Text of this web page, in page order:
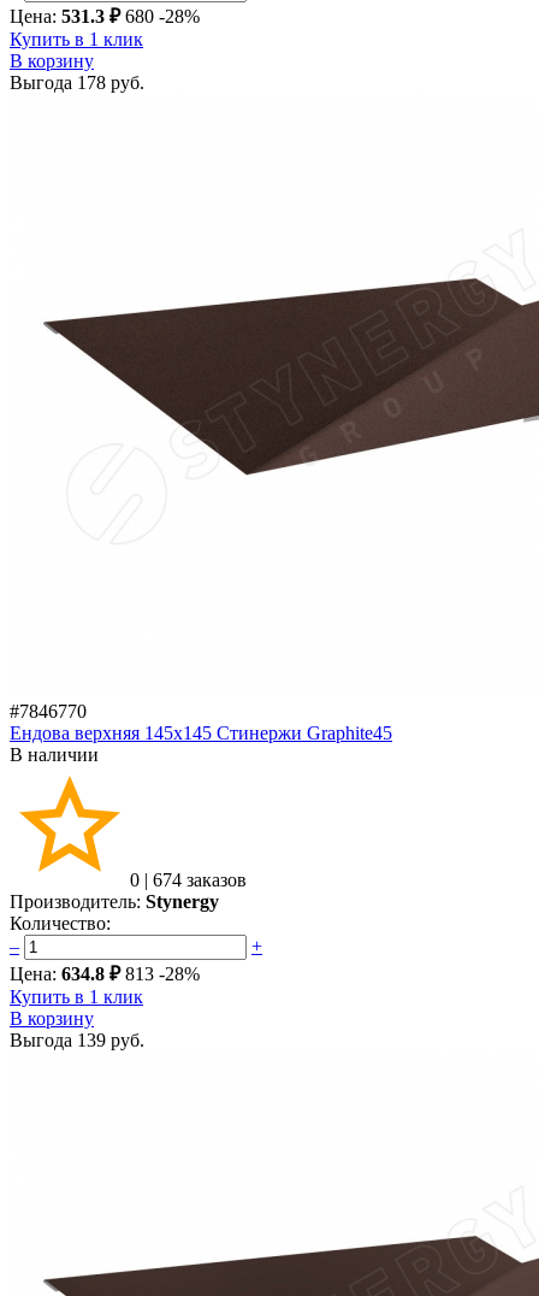
Цена: 531.3 ₽ 680 -28%
Купить в 1 клик
В корзину
Выгода 178 руб.
#7846770
Ендова верхняя 145х145 Стинержи Graphite45
В наличии
0 | 674 заказов
Производитель: Stynergy
Количество:
–
+
Цена: 634.8 ₽ 813 -28%
Купить в 1 клик
В корзину
Выгода 139 руб.